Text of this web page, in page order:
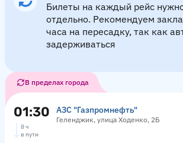
Билеты на каждый рейс
отдельно. Рекомендуем
часа на пересадку, так как
задерживаться
В пределах города
01:30 АЗС "Газпромнефть"
Геленджик, улица Ходенко, 2Б
8 ч
в пути